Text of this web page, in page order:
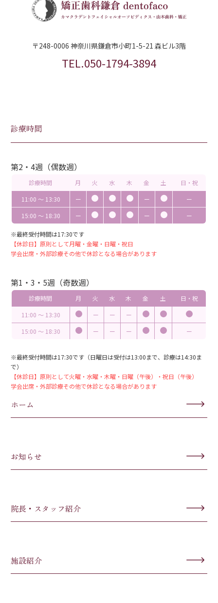
〒248-0006 神奈川県鎌倉市小町1-5-21 森ビル3階
TEL.050-1794-3894
診療時間
第2・4週（偶数週）
診療時間 月 火 水 木 金 土
日・祝
11:00 〜 13:30
ー ー
ー
15:00 〜 18:30
ー ー ー
※最終受付時間は17:30です
【休診日】原則として月曜・金曜・日曜・祝日
学会出席・外部診療その他で休診となる場合があります
第1・3・5週（奇数週）
診療時間 月 火 水 木 金 土
日・祝
11:00 〜 13:30
ー ー
ー
15:00 〜 18:30
ー ー ー ー
※最終受付時間は17:30です（日曜日は受付は13:00まで、診療は14:30ま
で）
【休診日】原則として火曜・水曜・木曜・日曜（午後）・祝日（午後）
学会出席・外部診療その他で休診となる場合があります
ホーム
お知らせ
院長・スタッフ紹介
施設紹介